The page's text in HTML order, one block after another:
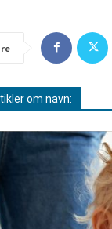
om navn: